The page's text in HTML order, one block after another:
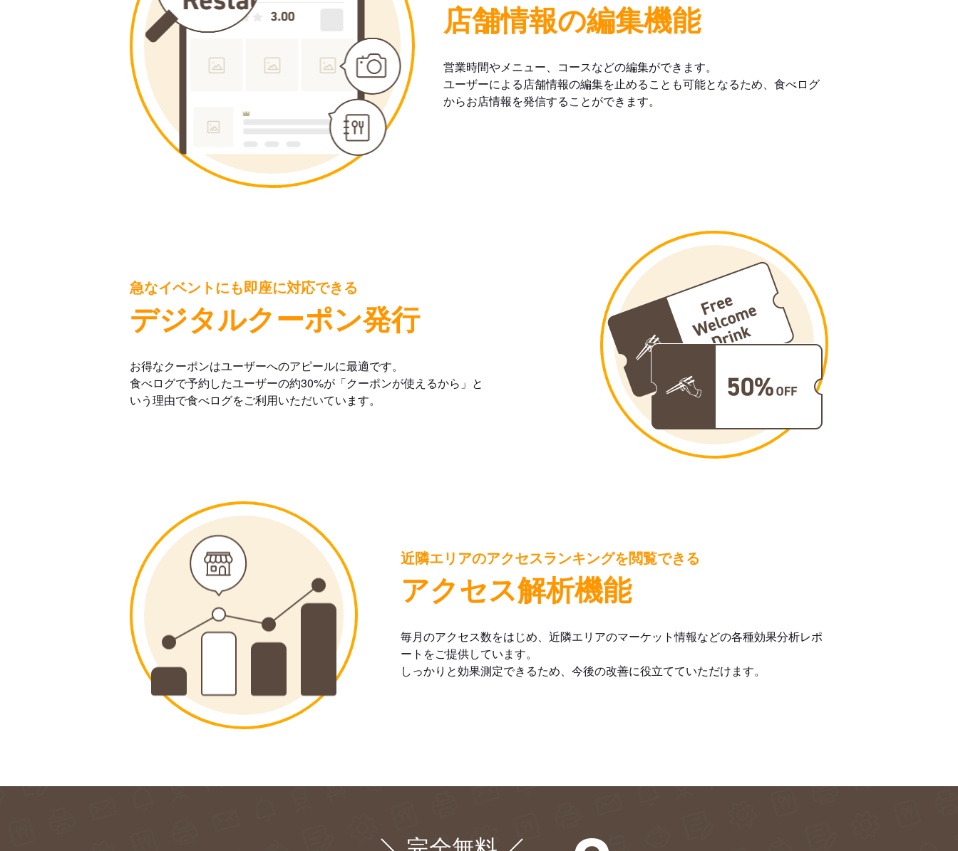
店舗情報の編集機能
営業時間やメニュー、コースなどの編集ができます。
ユーザーによる店舗情報の編集を止めることも可能となるため、食べログ
からお店情報を発信することができます。
急なイベントにも即座に対応できる
デジタルクーポン発行
お得なクーポンはユーザーへのアピールに最適です。
食べログで予約したユーザーの約30%が「クーポンが使えるから」と
いう理由で食べログをご利用いただいています。
近隣エリアのアクセスランキングを閲覧できる
アクセス解析機能
毎月のアクセス数をはじめ、近隣エリアのマーケット情報などの各種効果分析レポ
ートをご提供しています。
しっかりと効果測定できるため、今後の改善に役立てていただけます。